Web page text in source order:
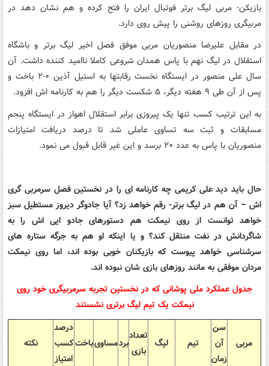
بازیکن- مربی لیگ برتر فوتبال ایران را فتح کرده و هم نشان دهد در
مربیگری روزهای روشنی را پیش روی دارد.
در مقابل علیرضا منصوریان مربی موفق فصل اخیر لیگ برتر و باشگاه
استقلال در لیگ نهم با پاس همدان شروعی کاملا ناامید کننده داشت. آن
سال علی منصور در ایستگاه نخست رقابتها به استیل آذین ۰-۲ باخت و
پس از آن طی ۹ هفته دیگر، ۵ شکست دیگر را هم به کارنامه اش افزود.
به این ترتیب کسب تنها یک پیروزی برابر استقلال اهواز در ایستگاه پنجم
مسابقات و ثبت سه تساوی عاملی شد تا درصد دریافت امتیازات
منصوریان با پاس به عدد ۲۰ برسد و این غیر قابل قبول می نمود.
حال باید دید علی کریمی چه کارنامه ای را در نخستین فصل سرمربی گری
اش – آن هم در لیگ برتر- رقم خواهد زد؟ آیا جادوگر دیروز مستطیل سبز
خواهد توانست از روی نیمکت هم دستورهای جادو ایی اش را به
شاگردانش در نفت منتقل کند؟ و یا اینکه او هم به جرگه ستاره های
سرشناسی خواهد پیوست که بازیکنان خوبی بوده اند، اما روی نیمکت
مردان موفقی به مانند روزهای بازی شان نبوده اند.
جدول عملکرد ملی پوشانی که در نخستین تجربه سرمربیگری خود روی
نیمکت یک تیم لیگ برتری نشستند
مربی
سن
آن
زمان
تیم لیگ
تعداد
بازی
بردمساویباخت
درصد
کسب
امتیاز
نکته